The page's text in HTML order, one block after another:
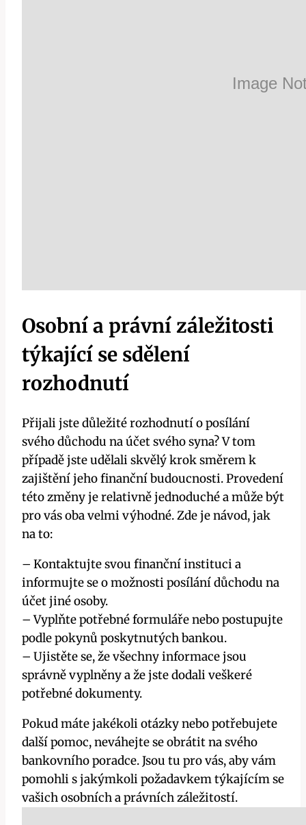
Osobní a právní záležitosti
týkající se sdělení
rozhodnutí
Přijali jste důležité rozhodnutí o posílání
svého důchodu na účet svého syna? V tom
případě jste udělali skvělý krok směrem k
zajištění jeho finanční budoucnosti. Provedení
této změny je relativně jednoduché a může být
pro vás oba velmi výhodné. Zde je návod, jak
na to:
– Kontaktujte svou finanční instituci a
informujte se o možnosti posílání důchodu na
účet jiné osoby.
– Vyplňte potřebné formuláře nebo postupujte
podle pokynů poskytnutých bankou.
– Ujistěte se, že všechny informace jsou
správně vyplněny a že jste dodali veškeré
potřebné dokumenty.
Pokud máte jakékoli otázky nebo potřebujete
další pomoc, neváhejte se obrátit na svého
bankovního poradce. Jsou tu pro vás, aby vám
pomohli s jakýmkoli požadavkem týkajícím se
vašich osobních a právních záležitostí.